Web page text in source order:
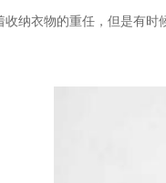
纳衣物的重任，但是有时